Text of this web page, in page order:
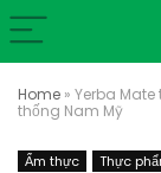
Home » Yerba
thống Nam Mỹ
Ẩm thực Thực